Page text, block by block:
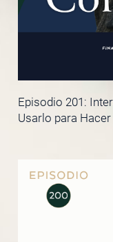
Episodio 201:
Usarlo para